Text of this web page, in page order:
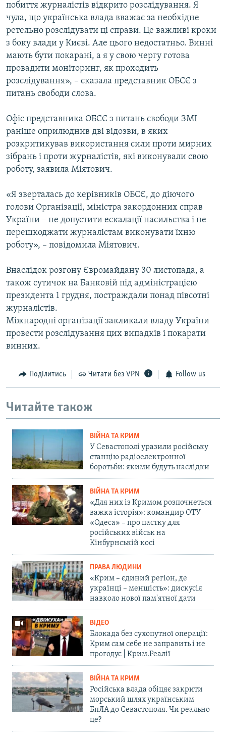
побиття журналістів відкрито розслідування. Я
чула, що українська влада вважає за необхідне
ретельно розслідувати ці справи. Це важливі кроки
з боку влади у Києві. Але цього недостатньо. Винні
мають бути покарані, а я у свою чергу готова
провадити моніторинг, як проходить
розслідування», – сказала представник ОБСЄ з
питань свободи слова.
Офіс представника ОБСЄ з питань свободи ЗМІ
раніше оприлюднив дві відозви, в яких
розкритикував використання сили проти мирних
зібрань і проти журналістів, які виконували свою
роботу, заявила Міятович.
«Я зверталась до керівників ОБСЄ, до діючого
голови Організації, міністра закордонних справ
України – не допустити ескалації насильства і не
перешкоджати журналістам виконувати їхню
роботу», – повідомила Міятович.
Внаслідок розгону Євромайдану 30 листопада, а
також сутичок на Банковій під адміністрацією
президента 1 грудня, постраждали понад півсотні
журналістів.
Міжнародні організації закликали владу України
провести розслідування цих випадків і покарати
винних.
Поділитись Читати без VPN Follow us
Читайте також
ВІЙНА ТА КРИМ
У Севастополі уразили російську
станцію радіоелектронної
боротьби: якими будуть наслідки
ВІЙНА ТА КРИМ
«Для них із Кримом розпочнеться
важка історія»: командир ОТУ
«Одеса» – про пастку для
російських військ на
Кінбурнській косі
ПРАВА ЛЮДИНИ
«Крим – єдиний регіон, де
українці – меншість»: дискусія
навколо нової пам'ятної дати
ВІДЕО
Блокада без сухопутної операції:
Крим сам себе не заправить і не
прогодує | Крим.Реалії
ВІЙНА ТА КРИМ
Російська влада обіцяє закрити
морський шлях українським
БпЛА до Севастополя. Чи реально
це?